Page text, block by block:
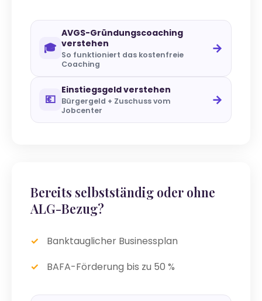
🎓
AVGS-Gründungscoaching
verstehen
So funktioniert das kostenfreie
Coaching
→
💶
Einstiegsgeld verstehen
Bürgergeld + Zuschuss vom
Jobcenter
→
Bereits selbstständig oder ohne
ALG-Bezug?
Banktauglicher Businessplan
BAFA-Förderung bis zu 50 %